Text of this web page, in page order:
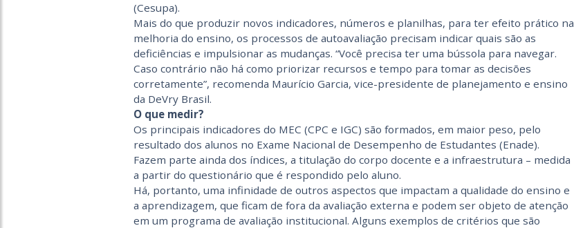
(Cesupa).
Mais do que produzir novos indicadores, números e planilhas, para ter efeito prático na
melhoria do ensino, os processos de autoavaliação precisam indicar quais são as
deficiências e impulsionar as mudanças. “Você precisa ter uma bússola para navegar.
Caso contrário não há como priorizar recursos e tempo para tomar as decisões
corretamente”, recomenda Maurício Garcia, vice-presidente de planejamento e ensino
da DeVry Brasil.
O que medir?
Os principais indicadores do MEC (CPC e IGC) são formados, em maior peso, pelo
resultado dos alunos no Exame Nacional de Desempenho de Estudantes (Enade).
Fazem parte ainda dos índices, a titulação do corpo docente e a infraestrutura – medida
a partir do questionário que é respondido pelo aluno.
Há, portanto, uma infinidade de outros aspectos que impactam a qualidade do ensino e
a aprendizagem, que ficam de fora da avaliação externa e podem ser objeto de atenção
em um programa de avaliação institucional. Alguns exemplos de critérios que são